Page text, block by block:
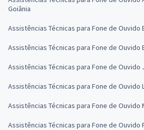
Goiânia
Assistências Técnicas para Fone de Ouvido
Assistências Técnicas para Fone de Ouvido
Assistências Técnicas para Fone de Ouvido
Assistências Técnicas para Fone de Ouvido
Assistências Técnicas para Fone de Ouvido
Assistências Técnicas para Fone de Ouvido